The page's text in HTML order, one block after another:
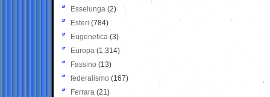
Esselunga (2)
Esteri (784)
Eugenetica (3)
Europa (1.314)
Fassino (13)
federalismo (167)
Ferrara (21)